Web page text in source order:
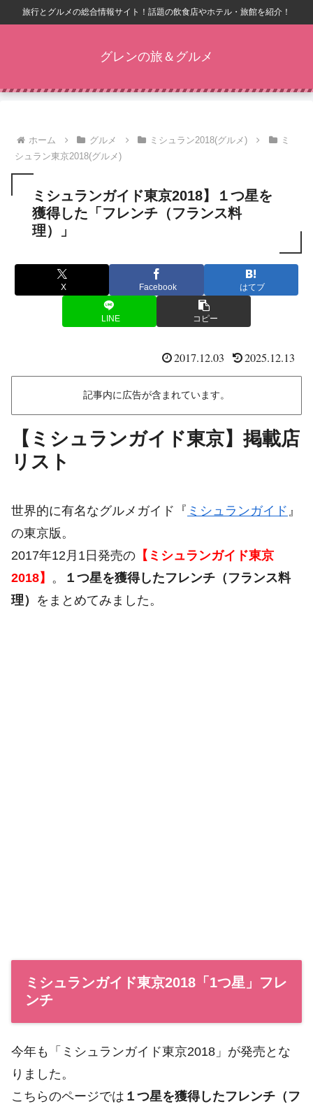
旅行とグルメの総合情報サイト！話題の飲食店やホテル・旅館を紹介！
グレンの旅＆グルメ
ホーム グルメ ミシュラン2018(グルメ)
ミ
シュラン東京2018(グルメ)
ミシュランガイド東京2018】１つ星を
獲得した「フレンチ（フランス料
理）」
X Facebook はてブ
LINE コピー
2017.12.03 2025.12.13
記事内に広告が含まれています。
【ミシュランガイド東京】掲載店
リスト
世界的に有名なグルメガイド『 ミシュランガイド 』
の東京版。
2017年12月1日発売の 【ミシュランガイド東京
2018】 。
１つ星を獲得したフレンチ（フランス料
理） をまとめてみました。
ミシュランガイド東京2018「1つ星」フレ
ンチ
今年も「ミシュランガイド東京2018」が発売とな
りました。
こちらのページでは １つ星を獲得したフレンチ（フ